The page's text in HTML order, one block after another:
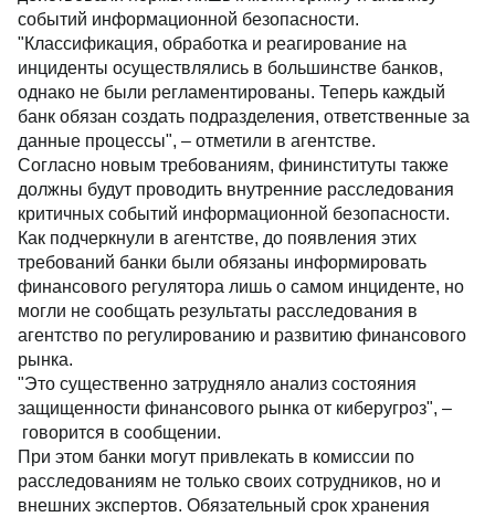
событий информационной безопасности.
"Классификация, обработка и реагирование на
инциденты осуществлялись в большинстве банков,
однако не были регламентированы. Теперь каждый
банк обязан создать подразделения, ответственные за
данные процессы", – отметили в агентстве.
Согласно новым требованиям, фининституты также
должны будут проводить внутренние расследования
критичных событий информационной безопасности.
Как подчеркнули в агентстве, до появления этих
требований банки были обязаны информировать
финансового регулятора лишь о самом инциденте, но
могли не сообщать результаты расследования в
агентство по регулированию и развитию финансового
рынка.
"Это существенно затрудняло анализ состояния
защищенности финансового рынка от киберугроз", –
говорится в сообщении.
При этом банки могут привлекать в комиссии по
расследованиям не только своих сотрудников, но и
внешних экспертов. Обязательный срок хранения